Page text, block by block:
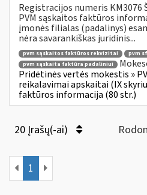
Registracijos numeris
PVM sąskaitos faktūros
įmonės filialas (padalinys)
nėra savarankiškas juridinis...
pvm sąskaitos faktūros rekvizitai pvm
pvm sąskaita faktūra padaliniui
Pridėtinės vertės mokestis »
reikalavimai apskaitai (IX
faktūros informacija (80 str.)
20 Įrašų(-ai)
1